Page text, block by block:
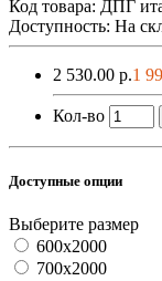
Код товара: ДПГ
Доступность: На
2 530.00 р.1
Кол-во
Доступные опции
Выберите размер
600x2000
700x2000